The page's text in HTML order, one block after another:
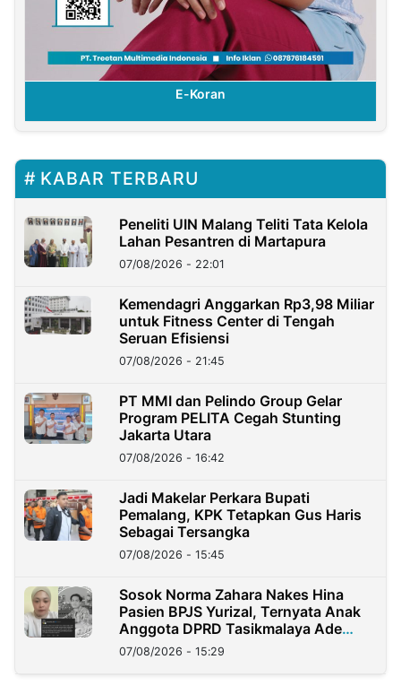
E-Koran
KABAR TERBARU
Peneliti UIN Malang Teliti Tata Kelola
Lahan Pesantren di Martapura
07/08/2026 - 22:01
Kemendagri Anggarkan Rp3,98 Miliar
untuk Fitness Center di Tengah
Seruan Efisiensi
07/08/2026 - 21:45
PT MMI dan Pelindo Group Gelar
Program PELITA Cegah Stunting
Jakarta Utara
07/08/2026 - 16:42
Jadi Makelar Perkara Bupati
Pemalang, KPK Tetapkan Gus Haris
Sebagai Tersangka
07/08/2026 - 15:45
Sosok Norma Zahara Nakes Hina
Pasien BPJS Yurizal, Ternyata Anak
Anggota DPRD Tasikmalaya Ade
Lukman
07/08/2026 - 15:29